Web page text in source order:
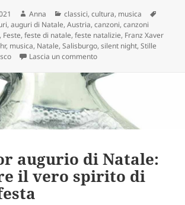
Autore
Anna Categorie
classici,cultura, musica
,auguri di Natale,Austria,canzoni,canzoni
, Feste,feste di natale,feste natalizie, Franz Xaver
, musica, Natale,Salisburgo,silent night,Stille
Lascia un commentosu “Stille Nacht”: la notte
augurio di Natale:
il vero spirito di